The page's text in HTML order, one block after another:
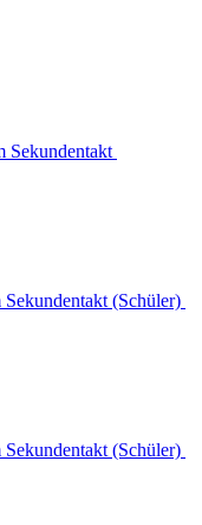
Sekundentakt
(Schüler)
(Schüler)